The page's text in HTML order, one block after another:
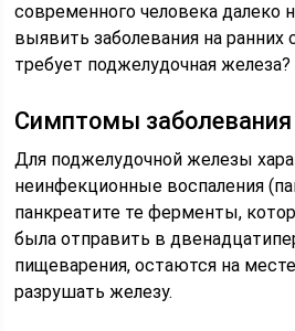
современного человека далеко
выявить заболевания на ранних
требует поджелудочная железа?
Симптомы заболевания
Для поджелудочной железы
неинфекционные воспаления
панкреатите те ферменты,
была отправить в
пищеварения, остаются на
разрушать железу.